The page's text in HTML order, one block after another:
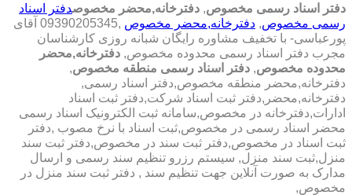
دفتر اسناد رسمی مخصوص, دفترخانه,محضر مخصوصدفتر اسناد
رسمی مخصوص, دفترخانه,محضر مخصوص
,09390205345 آقای
پورعباسی- با تخفیف مشاوره رايگان شبانه روزی کارشناسان
مجرب دفتر اسناد رسمی محدوده مخصوص, دفترخانه,محضر
محدوده مخصوص, دفتر اسناد رسمی منطقه مخصوص,
دفترخانه,محضر منطقه مخصوص,دفتر اسناد رسمی,
دفترخانه,محضر,دفتر ثبت اسناد شرکت,دفتر ثبت اسناد
ادارات,دفترخانه در مخصوص,سامانه ثبت الکترونیک اسناد رسمی
محضر اسناد رسمی در مخصوص,ثبت اسناد با نرخ مصوب ,دفتر
ثبت اسناد در مخصوص,دفتر ثبت سند در مخصوص,دفتر ثبت سند
منزل,ثبت سند منزل, سیستم رزرو تنظیم سند رسمی و ارسال
مدارک به صورت آنلاین جهت تنظیم سند , دفتر ثبت سند منزل در
مخصوص,